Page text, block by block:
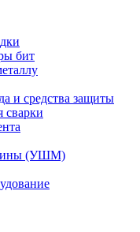
бит
и средства защиты
сварки
(УШМ)